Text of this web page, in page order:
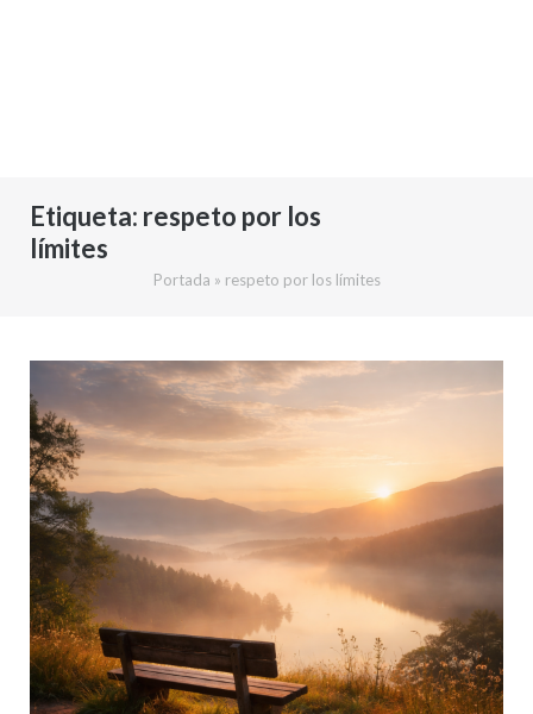
Etiqueta: respeto por los
límites
Portada » respeto por los límites